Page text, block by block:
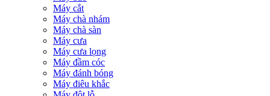
Máy cắt
Máy chà nhám
Máy chà sàn
Máy cưa
Máy cưa lọng
Máy đầm cóc
Máy đánh bóng
Máy điêu khắc